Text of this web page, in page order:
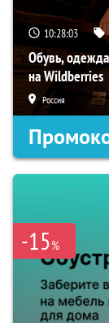
10:28:01
Обувь,
на Wildberries
Россия
-15%